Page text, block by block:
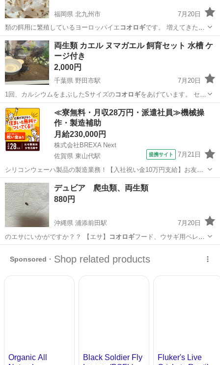
福岡県 北九州市
7月20日
類の餌用に繁殖しているヨーロッパイエ コオロギです。 増えてきたた
め、お譲りします…
福岡 北九州市 その他 イエコ
両生類 カエル ヌマガエル 飼育セット 水槽 ケ
ージ付き
2,000円
千葉県 野田市駅
7月20日
1回、カルシウムをまぶしたSサイズのコオロギをあげています。 セブ
ンイレブン野…
千葉 野田市 野田市駅 その他
≪寮無料・月収28万円・派遣社員≫機械操
作・製造補助
月給230,000円
株式会社BREXA Next
佐賀県 東山代駅
提携サイト 7月21日
シリコンウェーハ製品の製造業務！【入社祝い金10万円支給】お友達
やカップルとの応募OK◎年間休日129日＆休出なしでプライベート充
実♪業務はクリーンルームで快適作業◎自社正社員登用制度あり★1食
300円～の格安食堂あり！《佐...
佐賀 伊万里市 東山代駅 その他
デュビア 爬虫類、両生類
880円
沖縄県 浦添前田駅
7月20日
のエサにいかがですか？？ 【エサ】
コオロギフード、ウサギ用ペレッ
ト、熱帯魚の餌…